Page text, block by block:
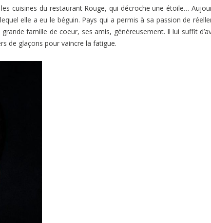
cuisines du restaurant Rouge, qui décroche une étoile…
elle a eu le béguin. Pays qui a permis à sa passion de
famille de coeur, ses amis, généreusement. Il lui suffit
de glaçons pour vaincre la fatigue.